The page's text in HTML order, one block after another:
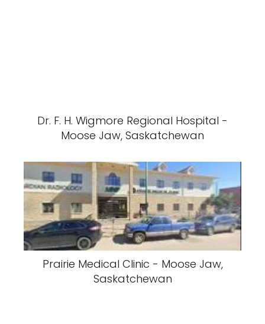
Dr. F. H. Wigmore Regional Hospital -
Moose Jaw, Saskatchewan
Prairie Medical Clinic - Moose Jaw,
Saskatchewan